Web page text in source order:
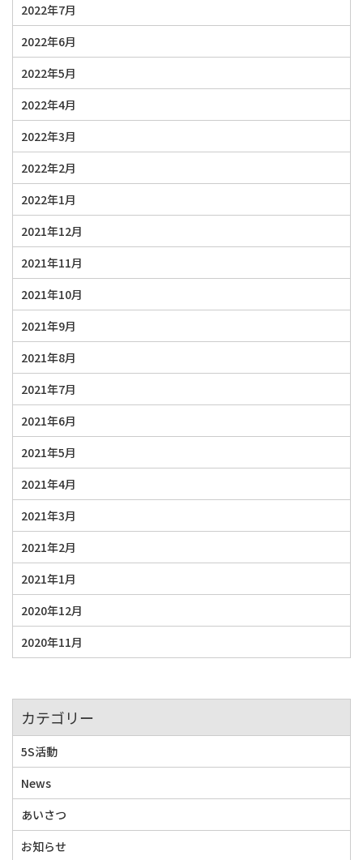
2022年7月
2022年6月
2022年5月
2022年4月
2022年3月
2022年2月
2022年1月
2021年12月
2021年11月
2021年10月
2021年9月
2021年8月
2021年7月
2021年6月
2021年5月
2021年4月
2021年3月
2021年2月
2021年1月
2020年12月
2020年11月
カテゴリー
5S活動
News
あいさつ
お知らせ